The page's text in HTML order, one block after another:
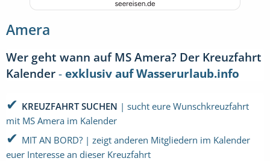
Amera
Wer geht wann auf MS Amera? Der Kreuzfahrt
Kalender - exklusiv auf Wasserurlaub.info
✔ KREUZFAHRT SUCHEN | sucht eure Wunschkreuzfahrt
mit MS Amera im Kalender
✔ MIT AN BORD? | zeigt anderen Mitgliedern im Kalender
euer Interesse an dieser Kreuzfahrt